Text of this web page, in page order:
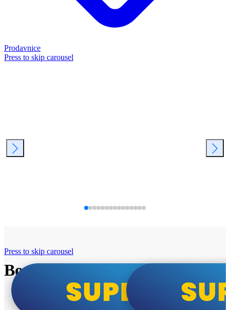
Prodavnice
Press to skip carousel
Bosch super cene
Press to skip carousel